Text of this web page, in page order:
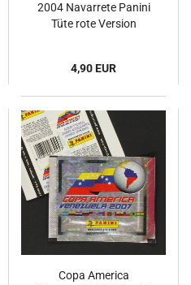
2004 Navarrete Panini
Tüte rote Version
4,90 EUR
Copa America